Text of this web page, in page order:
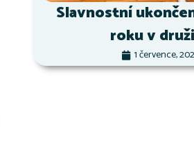
Slavnostní
roku v
1 července,